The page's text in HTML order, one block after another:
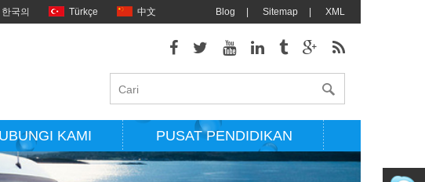
한국의 Türkçe 中文 Blog Sitemap XML
KAMI PUSAT PENDIDIKAN